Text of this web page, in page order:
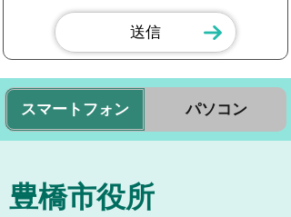
スマートフォン パソコン
豊橋市役所